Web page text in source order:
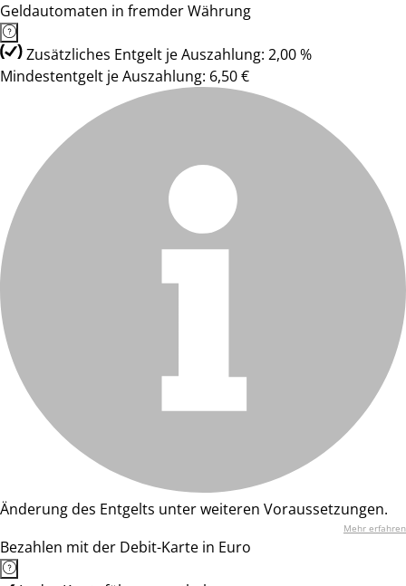
Geldautomaten in fremder Währung
Zusätzliches Entgelt je Auszahlung: 2,00 %
Mindestentgelt je Auszahlung: 6,50 €
Änderung des Entgelts unter weiteren Voraussetzungen.
Mehr erfahren
Bezahlen mit der Debit-Karte in Euro